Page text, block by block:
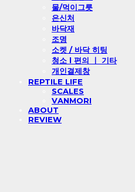
물/먹이그릇
은신처
바닥재
조명
소켓 / 바닥 히팅
청소 l 편의 ㅣ 기타
개인결제창
REPTILE LIFE
SCALES
VANMORI
ABOUT
REVIEW